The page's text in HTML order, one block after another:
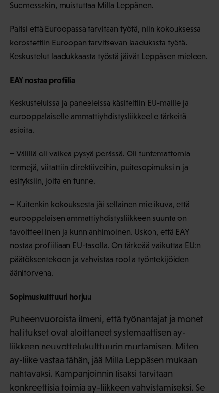
Suomessakin, muistuttaa Milla Leppänen.
Paitsi että Euroopassa tarvitaan työtä, niin kokouksessa
korostettiin Euroopan tarvitsevan laadukasta työtä.
Keskustelut laadukkaasta työstä jäivät Leppäsen mieleen.
EAY nostaa profiilia
Keskusteluissa ja paneeleissa käsiteltiin EU-maille ja
eurooppalaiselle ammattiyhdistysliikkeelle tärkeitä
asioita.
− Välillä oli vaikea pysyä perässä. Oli tuntemattomia
termejä, viitattiin direktiiveihin, puitesopimuksiin ja
esityksiin, joita en tunne.
− Kuitenkin kokouksesta jäi sellainen mielikuva, että
eurooppalaisen ammattiyhdistysliikkeen suunta on
tavoitteellinen ja kunnianhimoinen. Uskon, että EAY
nostaa profiiliaan EU-tasolla. On tärkeää vaikuttaa EU:n
päätöksentekoon ja vahvistaa roolia työntekijöiden
äänitorvena.
Sopimuskulttuuri horjuu
Puheenvuoroista ilmeni, että työnantajat ja monet
hallitukset ovat aloittaneet systemaattisen ay-
liikkeen neuvottelukulttuurin murtamisen. Miten
ay-liike vastaa tähän, jää Milla Leppäsen mukaan
nähtäväksi. Kampanjoinnin lisäksi tarvitaan
konkreettisia toimia ay-liikkeen vahvistamiseksi. Se